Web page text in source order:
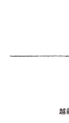
越